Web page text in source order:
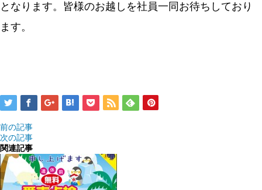
となります。皆様のお越しを社員一同お待ちしており
ます。
前の記事
次の記事
関連記事